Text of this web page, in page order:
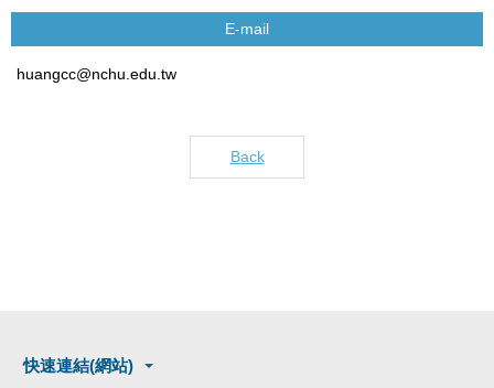
E-mail
huangcc@nchu.edu.tw
Back
快速連結(網站)